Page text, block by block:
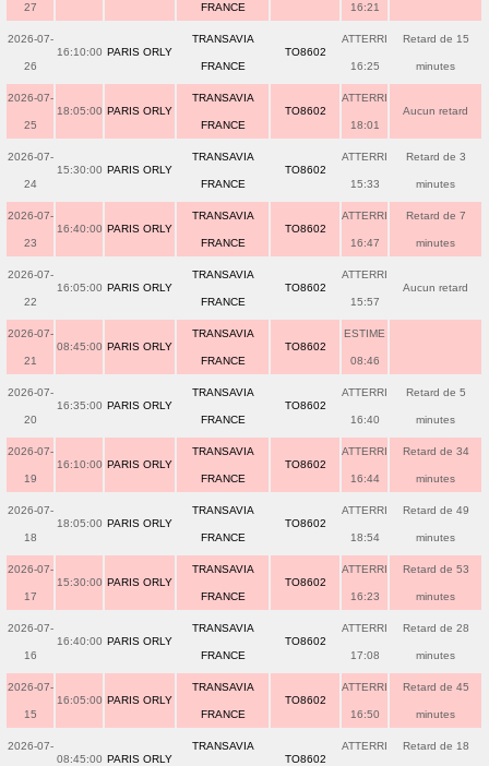
27 FRANCE 16:21
2026-07-
26
16:10:00 PARIS ORLY
TRANSAVIA
FRANCE
TO8602
ATTERRI
16:25
Retard de 15
minutes
2026-07-
25
18:05:00 PARIS ORLY
TRANSAVIA
FRANCE
TO8602
ATTERRI
18:01
Aucun retard
2026-07-
24
15:30:00 PARIS ORLY
TRANSAVIA
FRANCE
TO8602
ATTERRI
15:33
Retard de 3
minutes
2026-07-
23
16:40:00 PARIS ORLY
TRANSAVIA
FRANCE
TO8602
ATTERRI
16:47
Retard de 7
minutes
2026-07-
22
16:05:00 PARIS ORLY
TRANSAVIA
FRANCE
TO8602
ATTERRI
15:57
Aucun retard
2026-07-
21
08:45:00 PARIS ORLY
TRANSAVIA
FRANCE
TO8602
ESTIME
08:46
2026-07-
20
16:35:00 PARIS ORLY
TRANSAVIA
FRANCE
TO8602
ATTERRI
16:40
Retard de 5
minutes
2026-07-
19
16:10:00 PARIS ORLY
TRANSAVIA
FRANCE
TO8602
ATTERRI
16:44
Retard de 34
minutes
2026-07-
18
18:05:00 PARIS ORLY
TRANSAVIA
FRANCE
TO8602
ATTERRI
18:54
Retard de 49
minutes
2026-07-
17
15:30:00 PARIS ORLY
TRANSAVIA
FRANCE
TO8602
ATTERRI
16:23
Retard de 53
minutes
2026-07-
16
16:40:00 PARIS ORLY
TRANSAVIA
FRANCE
TO8602
ATTERRI
17:08
Retard de 28
minutes
2026-07-
15
16:05:00 PARIS ORLY
TRANSAVIA
FRANCE
TO8602
ATTERRI
16:50
Retard de 45
minutes
2026-07-
08:45:00 PARIS ORLY
TRANSAVIA
TO8602
ATTERRI Retard de 18